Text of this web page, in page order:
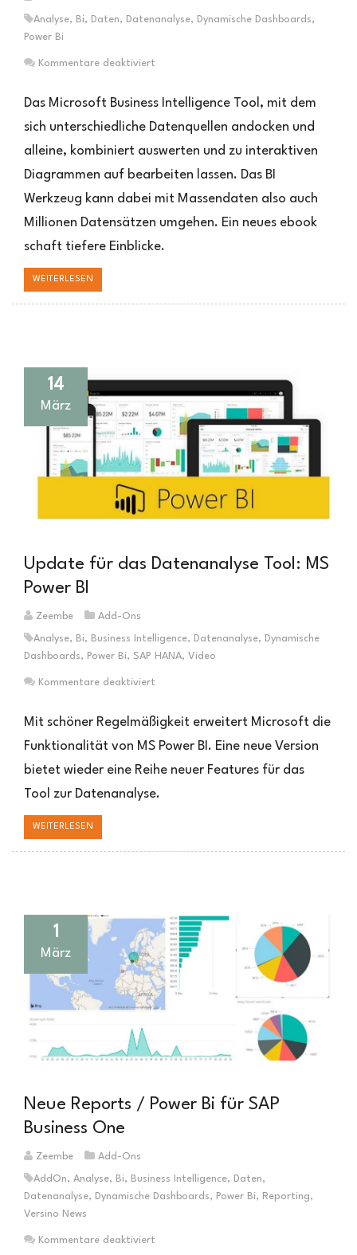
Analyse, Bi, Daten, Datenanalyse, Dynamische Dashboards,
Power Bi
Kommentare deaktiviert
Ebook
MS
Power
Bi
Das Microsoft Business Intelligence Tool, mit dem
sich unterschiedliche Datenquellen andocken und
alleine, kombiniert auswerten und zu interaktiven
Diagrammen auf bearbeiten lassen. Das BI
Werkzeug kann dabei mit Massendaten also auch
Millionen Datensätzen umgehen. Ein neues ebook
schaft tiefere Einblicke.
WEITERLESEN
14
März
Update für das Datenanalyse Tool: MS
Power BI
Zeembe Add-Ons
Analyse, Bi, Business Intelligence, Datenanalyse, Dynamische
Dashboards, Power Bi, SAP HANA, Video
Kommentare deaktiviert
für
Datenanalyse
Tool:
Mit schöner Regelmäßigkeit erweitert Microsoft die
Funktionalität von MS Power BI. Eine neue Version
bietet wieder eine Reihe neuer Features für das
Tool zur Datenanalyse.
WEITERLESEN
1
März
Neue Reports / Power Bi für SAP
Business One
Zeembe Add-Ons
AddOn, Analyse, Bi, Business Intelligence, Daten,
Datenanalyse, Dynamische Dashboards, Power Bi, Reporting,
Versino News
Kommentare deaktiviert